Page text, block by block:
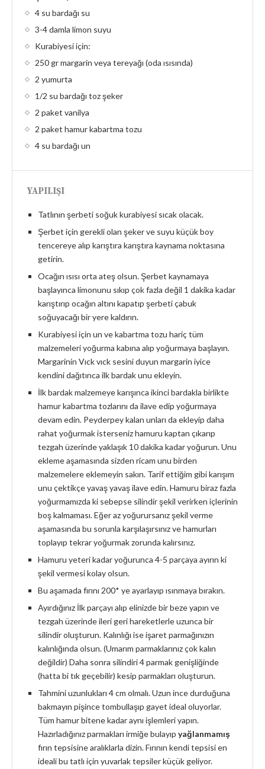
4 su bardağı su
3-4 damla limon suyu
Kurabiyesi için:
250 gr margarin veya tereyağı (oda ısısında)
2 yumurta
1/2 su bardağı toz şeker
2 paket vanilya
2 paket hamur kabartma tozu
4 su bardağı un
YAPILIŞI
Tatlının şerbeti soğuk kurabiyesi sıcak olacak.
Şerbet için gerekli olan şeker ve suyu küçük boy
tencereye alıp karıştıra karıştıra kaynama noktasına
getirin.
Ocağın ısısı orta ateş olsun. Şerbet kaynamaya
başlayınca limonunu sıkıp çok fazla değil 1 dakika kadar
karıştırıp ocağın altını kapatıp şerbeti çabuk
soğuyacağı bir yere kaldırın.
Kurabiyesi için un ve kabartma tozu hariç tüm
malzemeleri yoğurma kabına alıp yoğurmaya başlayın.
Margarinin Vıck vıck sesini duyun margarin iyice
kendini dağıtınca ilk bardak unu ekleyin.
İlk bardak malzemeye karışınca ikinci bardakla birlikte
hamur kabartma tozlarını da ilave edip yoğurmaya
devam edin. Peyderpey kalan unları da ekleyip daha
rahat yoğurmak isterseniz hamuru kaptan çıkarıp
tezgah üzerinde yaklaşık 10 dakika kadar yoğurun. Unu
ekleme aşamasında sizden ricam unu birden
malzemelere eklemeyin sakın. Tarif ettiğim gibi karışım
unu çektikçe yavaş yavaş ilave edin. Hamuru biraz fazla
yoğurmamızda ki sebepse silindir şekil verirken içlerinin
boş kalmaması. Eğer az yoğurursanız şekil verme
aşamasında bu sorunla karşılaşırsınız ve hamurları
toplayıp tekrar yoğurmak zorunda kalırsınız.
Hamuru yeteri kadar yoğurunca 4-5 parçaya ayırın ki
şekil vermesi kolay olsun.
Bu aşamada fırını 200* ye ayarlayıp ısınmaya bırakın.
Ayırdığınız İlk parçayı alıp elinizde bir beze yapın ve
tezgah üzerinde ileri geri hareketlerle uzunca bir
silindir oluşturun. Kalınlığı ise işaret parmağınızın
kalınlığında olsun. (Umarım parmaklarınız çok kalın
değildir) Daha sonra silindiri 4 parmak genişliğinde
(hatta bi tık geçebilir) kesip parmakları oluşturun.
Tahmini uzunlukları 4 cm olmalı. Uzun ince durduğuna
bakmayın pişince tombullaşıp gayet ideal oluyorlar.
Tüm hamur bitene kadar aynı işlemleri yapın.
Hazırladığınız parmakları irmiğe bulayıp yağlanmamış
fırın tepsisine aralıklarla dizin. Fırının kendi tepsisi en
ideali bu tatlı için yuvarlak tepsiler küçük geliyor.